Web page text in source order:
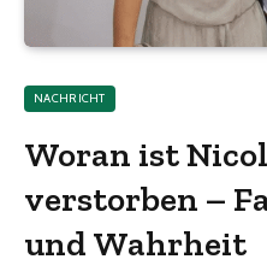
NACHRICHT
Woran ist
verstorben –
und Wahrheit